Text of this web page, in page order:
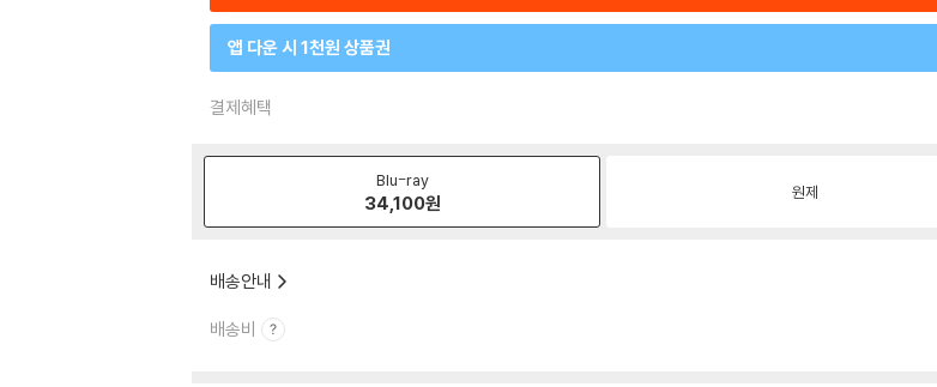
앱 다운 시 1천원 상품권
결제혜택
Blu-ray
34,100원 원제
배송안내
배송비